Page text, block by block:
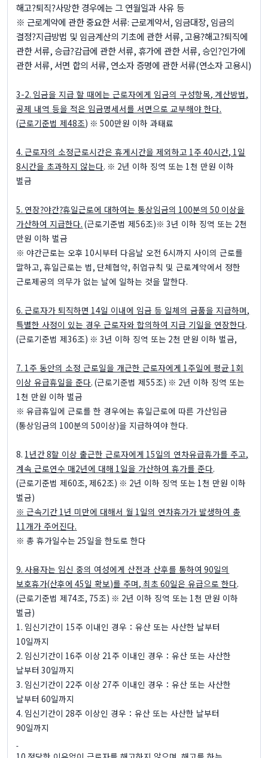
해고?퇴직?사망한 경우에는 그 연월일과 사유 등
※ 근로계약에 관한 중요한 서류: 근로계약서, 임금대장, 임금의
결정?지급방법 및 임금계산의 기초에 관한 서류,고용?해고?퇴직에
관한 서류, 승급?감급에 관한 서류,휴가에 관한 서류, 승인?인가에
관한 서류,서면 합의 서류, 연소자 증명에 관한 서류(연소자 고용시)
3-2. 임금을 지급 할 때에는 근로자에게 임금의 구성항목, 계산방법,
공제 내역 등을 적은 임금명세서를 서면으로 교부해야 한다.
(근로기준법 제48조) ※ 500만원 이하 과태료
4.근로자의 소정근로시간은 휴게시간을 제외하고 1 주 40시간, 1 일
8시간을 초과하지 않는다. ※ 2년 이하 징역 또는 1 천 만원 이하
벌금
5. 연장?야간?휴일근로에 대하여는 통상임금의 100분의 50 이상을
가산하여 지급한다. (근로기준법 제56조)※ 3년 이하 징역 또는 2천
만원 이하 벌금
※ 야간근로는 오후 10시부터 다음날 오전 6시까지 사이의 근로를
말하고,휴일근로는 법, 단체협약,취업규칙 및 근로계약에서 정한
근로제공의 의무가 없는 날에 일하는 것을 말한다.
6.근로자가 퇴직하면 14일 이내에 임금 등 일체의 금품을 지급하며,
특별한 사정이 있는 경우 근로자와 합의하여 지급 기일을 연장한다.
(근로기준법 제36조) ※ 3년 이하 징역 또는 2천 만원 이하 벌금,
7. 1 주 동안의 소정 근로일을 개근한 근로자에게 1 주일에 평균 1회
이상 유급휴일을 준다. (근로기준법 제55조) ※ 2년 이하 징역 또는
1 천 만원 이하 벌금
※유급휴일에 근로를 한 경우에는 휴일근로에 따른 가산임금
(통상임금의 100분의 50이상)을 지급하여야 한다.
8. 1 년간8할 이상 출근한 근로자에게 15일의 연차유급휴가를 주고,
계속 근로연수 매2년에 대해 1 일을 가산하여 휴가를 준다.
(근로기준법 제60조,제62조) ※ 2년 이하 징역 또는 1 천 만원 이하
벌금)
※근속기간 1 년 미만에 대해서 월 1 일의 연차휴가가 발생하여 총
11 개가 주어진다.
※총 휴가일수는 25일을 한도로 한다
9.사용자는 임신 중의 여성에게 산전과 산후를 통하여 90일의
보호휴가(산후에 45일 확보)를 주며,최초 60일은 유급으로 한다.
(근로기준법 제74조, 75조) ※ 2년 이하 징역 또는 1 천 만원 이하
벌금)
1. 임신기간이 15주 이내인 경우：유산 또는 사산한 날부터
10일까지
2. 임신기간이 16주 이상 21 주 이내인 경우：유산 또는 사산한
날부터 30일까지
3. 임신기간이 22주 이상 27주 이내인 경우：유산 또는 사산한
날부터 60일까지
4. 임신기간이 28주 이상인 경우：유산 또는 사산한 날부터
90일까지